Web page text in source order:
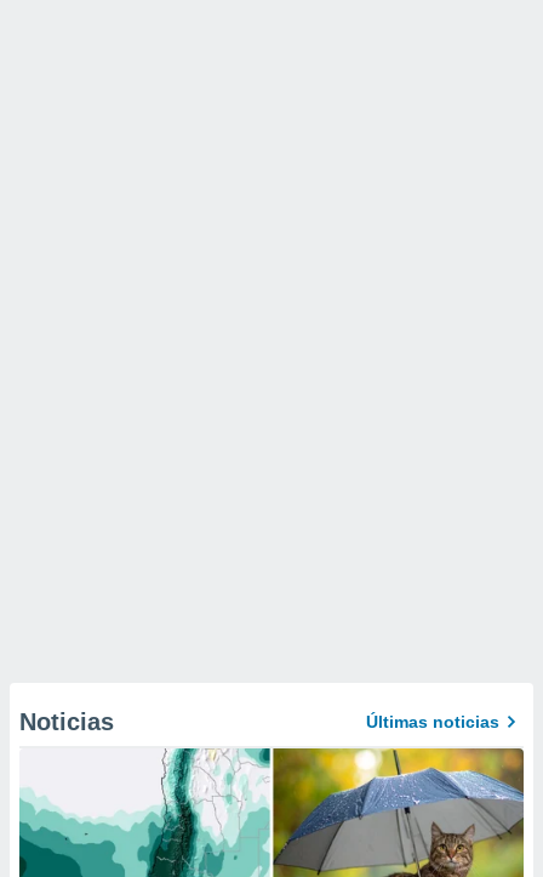
Noticias Últimas noticias